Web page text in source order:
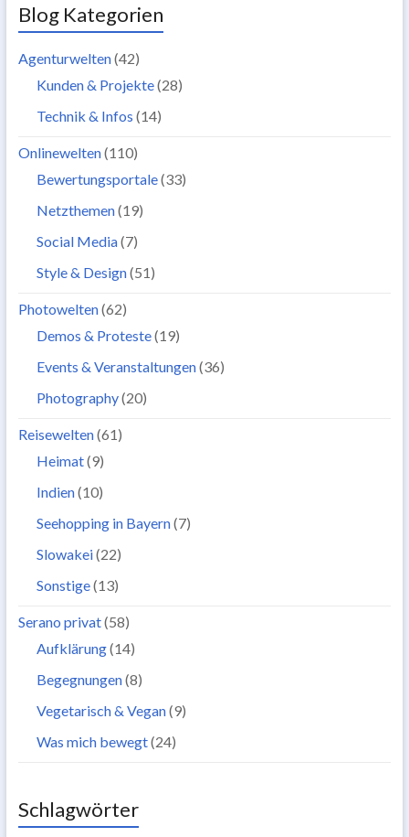
Blog Kategorien
Agenturwelten(42)
Kunden & Projekte(28)
Technik & Infos (14)
Onlinewelten(110)
Bewertungsportale(33)
Netzthemen(19)
Social Media(7)
Style & Design(51)
Photowelten(62)
Demos & Proteste(19)
Events & Veranstaltungen(36)
Photography(20)
Reisewelten(61)
Heimat(9)
Indien(10)
Seehopping in Bayern(7)
Slowakei(22)
Sonstige(13)
Serano privat(58)
Aufklärung(14)
Begegnungen(8)
Vegetarisch & Vegan(9)
Was mich bewegt(24)
Schlagwörter